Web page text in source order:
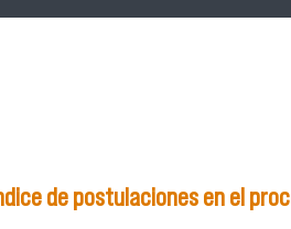
de postulaciones en el